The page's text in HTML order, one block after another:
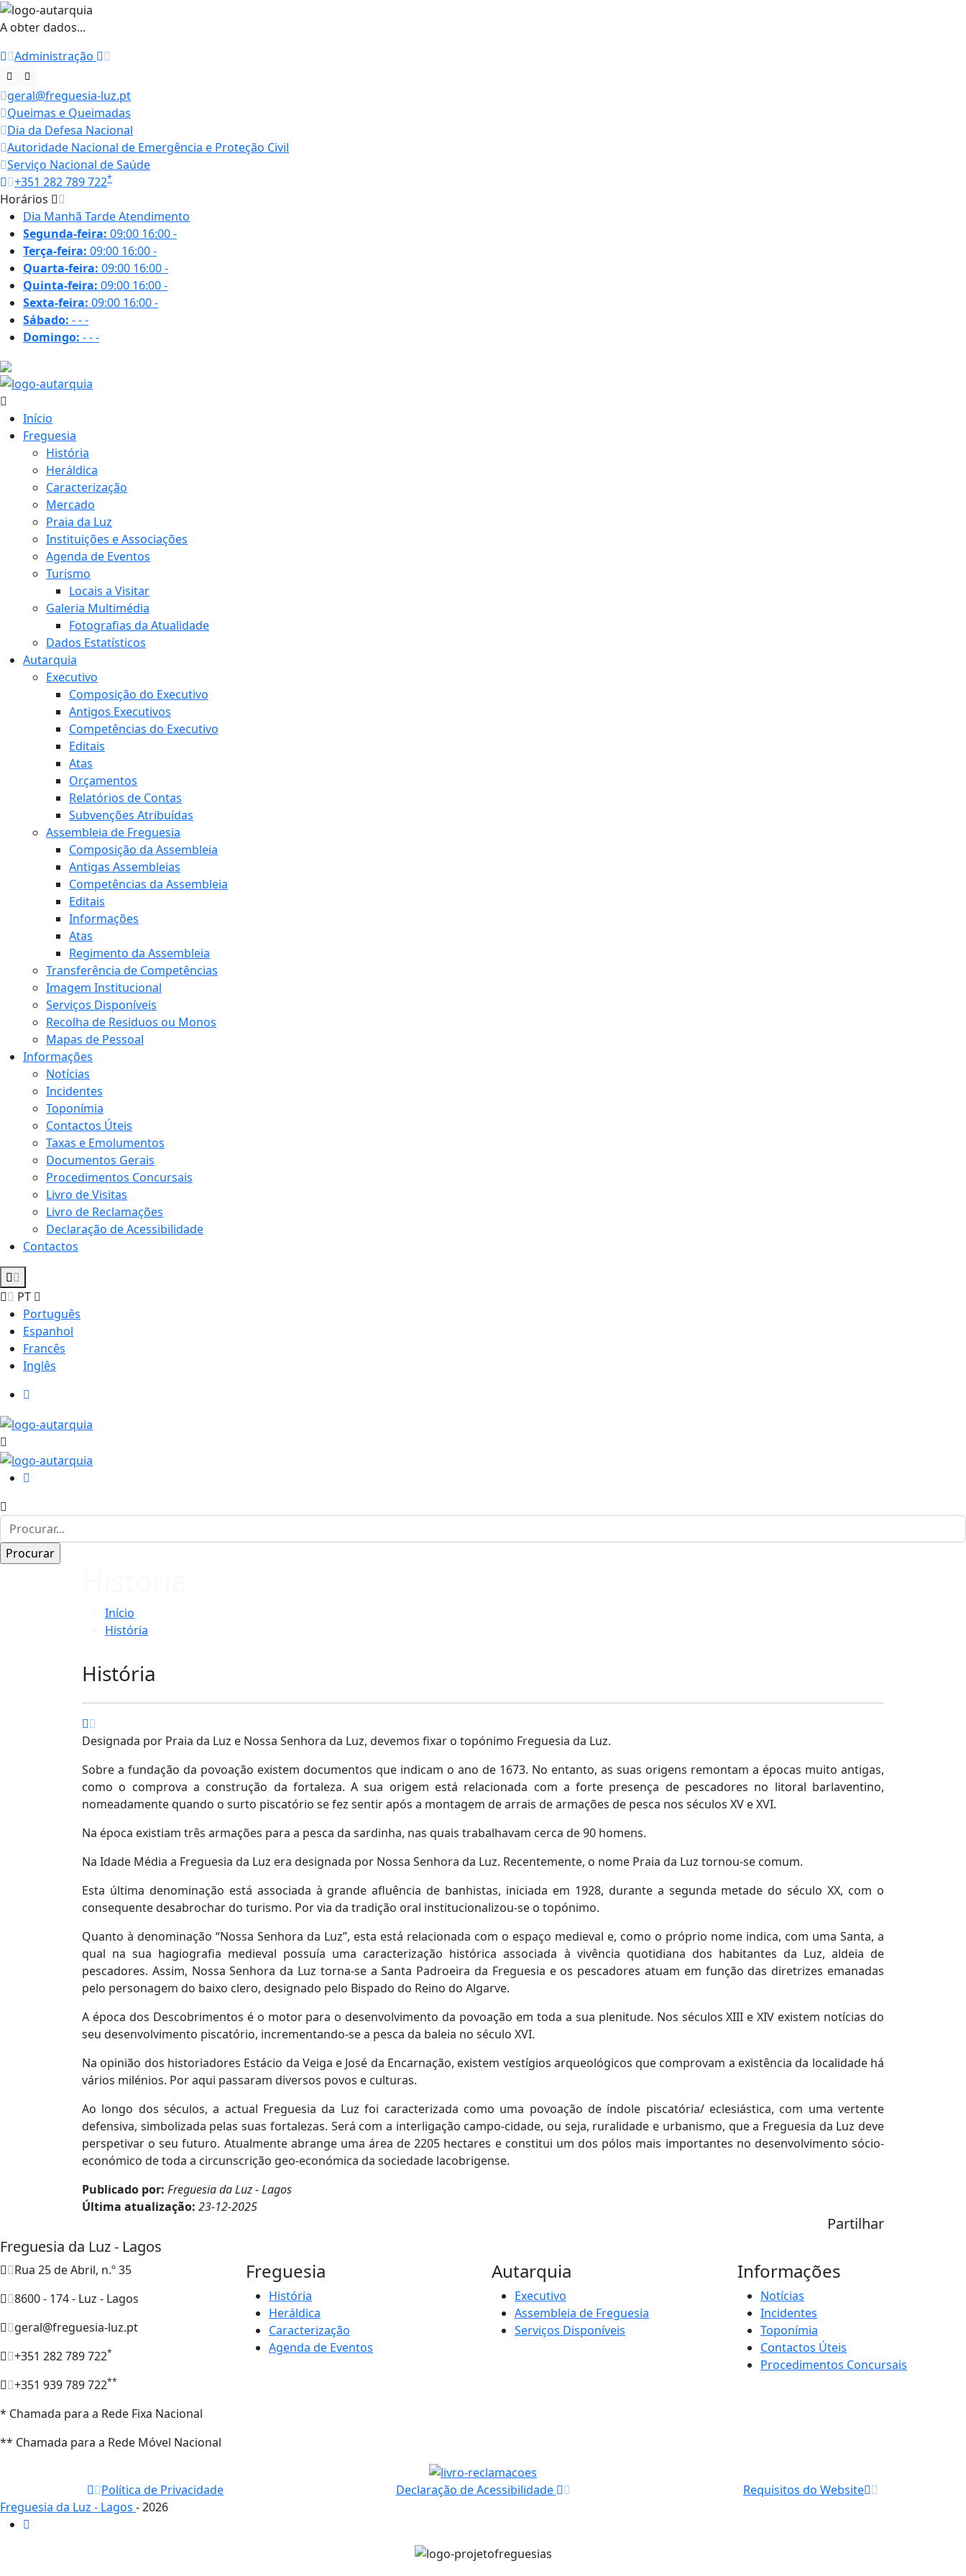
A obter dados...
Administração
geral@freguesia-luz.pt
Queimas e Queimadas
Dia da Defesa Nacional
Autoridade Nacional de Emergência e Proteção Civil
Serviço Nacional de Saúde
+351 282 789 722*
Horários
Dia Manhã TardeAtendimento
Segunda-feira: 09:00 16:00-
Terça-feira: 09:00 16:00-
Quarta-feira: 09:00 16:00-
Quinta-feira: 09:00 16:00-
Sexta-feira: 09:00 16:00-
Sábado: ---
Domingo: ---
Início
Freguesia
História
Heráldica
Caracterização
Mercado
Praia da Luz
Instituições e Associações
Agenda de Eventos
Turismo
Locais a Visitar
Galeria Multimédia
Fotografias da Atualidade
Dados Estatísticos
Autarquia
Executivo
Composição do Executivo
Antigos Executivos
Competências do Executivo
Editais
Atas
Orçamentos
Relatórios de Contas
Subvenções Atribuídas
Assembleia de Freguesia
Composição da Assembleia
Antigas Assembleias
Competências da Assembleia
Editais
Informações
Atas
Regimento da Assembleia
Transferência de Competências
Imagem Institucional
Serviços Disponíveis
Recolha de Residuos ou Monos
Mapas de Pessoal
Informações
Notícias
Incidentes
Toponímia
Contactos Úteis
Taxas e Emolumentos
Documentos Gerais
Procedimentos Concursais
Livro de Visitas
Livro de Reclamações
Declaração de Acessibilidade
Contactos
PT
Português
Espanhol
Francês
Inglês
Início
História
História
Designada por Praia da Luz e Nossa Senhora da Luz, devemos fixar o topónimo Freguesia da Luz.
Sobre a fundação da povoação existem documentos que indicam o ano de 1673. No entanto, as suas origens remontam a épocas muito antigas,
como o comprova a construção da fortaleza. A sua origem está relacionada com a forte presença de pescadores no litoral barlaventino,
nomeadamente quando o surto piscatório se fez sentir após a montagem de arrais de armações de pesca nos séculos XV e XVI.
Na época existiam três armações para a pesca da sardinha, nas quais trabalhavam cerca de 90 homens.
Na Idade Média a Freguesia da Luz era designada por Nossa Senhora da Luz. Recentemente, o nome Praia da Luz tornou-se comum.
Esta última denominação está associada à grande afluência de banhistas, iniciada em 1928, durante a segunda metade do século XX, com o
consequente desabrochar do turismo. Por via da tradição oral institucionalizou-se o topónimo.
Quanto à denominação “Nossa Senhora da Luz”, esta está relacionada com o espaço medieval e, como o próprio nome indica, com uma Santa, a
qual na sua hagiografia medieval possuía uma caracterização histórica associada à vivência quotidiana dos habitantes da Luz, aldeia de
pescadores. Assim, Nossa Senhora da Luz torna-se a Santa Padroeira da Freguesia e os pescadores atuam em função das diretrizes emanadas
pelo personagem do baixo clero, designado pelo Bispado do Reino do Algarve.
A época dos Descobrimentos é o motor para o desenvolvimento da povoação em toda a sua plenitude. Nos séculos XIII e XIV existem notícias do
seu desenvolvimento piscatório, incrementando-se a pesca da baleia no século XVI.
Na opinião dos historiadores Estácio da Veiga e José da Encarnação, existem vestígios arqueológicos que comprovam a existência da localidade há
vários milénios. Por aqui passaram diversos povos e culturas.
Ao longo dos séculos, a actual Freguesia da Luz foi caracterizada como uma povoação de índole piscatória/ eclesiástica, com uma vertente
defensiva, simbolizada pelas suas fortalezas. Será com a interligação campo-cidade, ou seja, ruralidade e urbanismo, que a Freguesia da Luz deve
perspetivar o seu futuro. Atualmente abrange uma área de 2205 hectares e constitui um dos pólos mais importantes no desenvolvimento sócio-
económico de toda a circunscrição geo-económica da sociedade lacobrigense.
Publicado por: Freguesia da Luz - Lagos
Última atualização: 23-12-2025
Partilhar
Freguesia da Luz - Lagos
Rua 25 de Abril, n.º 35
8600 - 174 - Luz - Lagos
geral@freguesia-luz.pt
+351 282 789 722*
+351 939 789 722**
* Chamada para a Rede Fixa Nacional
** Chamada para a Rede Móvel Nacional
Freguesia
História
Heráldica
Caracterização
Agenda de Eventos
Autarquia
Executivo
Assembleia de Freguesia
Serviços Disponíveis
Informações
Notícias
Incidentes
Toponímia
Contactos Úteis
Procedimentos Concursais
Política de Privacidade Declaração de Acessibilidade
Requisitos do Website
Freguesia da Luz - Lagos - 2026